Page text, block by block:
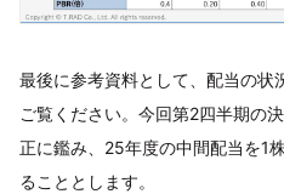
最後に参考資料として、配当の状
ご覧ください。今回第2四半期の
正に鑑み、25年度の中間配当を1
ることとします。